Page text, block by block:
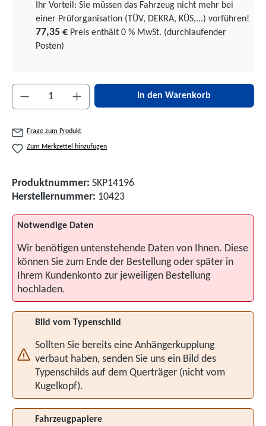
Ihr Vorteil: Sie müssen das Fahrzeug nicht mehr bei
einer Prüforgani­sation (TÜV, DEKRA, KÜS,...) vorführen!
77,35 € Preis enthält 0 % MwSt. (durchlaufender
Posten)
Produkt Anzahl: Gib den gewünschten Wert
In den Warenkorb
Frage zum Produkt
Zum Merkzettel hinzufügen
Produktnummer: SKP14196
Herstellernummer: 10423
Notwendige Daten
Wir benötigen untenstehende Daten von Ihnen. Diese
können Sie zum Ende der Bestellung oder später in
Ihrem Kundenkonto zur jeweiligen Bestellung
hochladen.
Bild vom Typenschild
Sollten Sie bereits eine Anhängerkupplung
verbaut haben, senden Sie uns ein Bild des
Typenschilds auf dem Querträger (nicht vom
Kugelkopf).
Fahrzeugpapiere